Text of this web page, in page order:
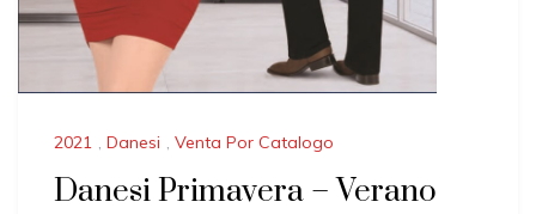
2021 , Danesi , Venta Por Catalogo
Danesi Primavera – Verano